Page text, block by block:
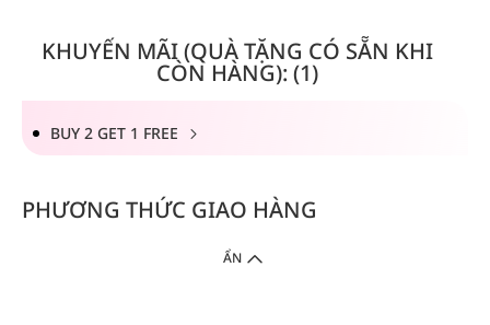
KHUYẾN MÃI (QUÀ TẶNG CÓ SẴN KHI
CÒN HÀNG): (1)
BUY 2 GET 1 FREE
PHƯƠNG THỨC GIAO HÀNG
ẨN